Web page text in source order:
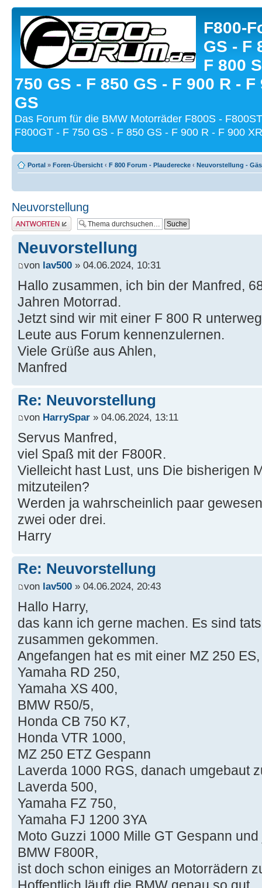
F800-
GS - F
F 800
750 GS - F 850 GS - F 900 R - F
GS
Das Forum für die BMW Motorräder F800S -
F800GT - F 750 GS - F 850 GS - F 900 R - F 900
Portal » Foren-Übersicht ‹ F 800 Forum - Plauderecke ‹ Neuvorstellung -
Neuvorstellung
Antwort schreiben
Neuvorstellung
von lav500 » 04.06.2024, 10:31
Hallo zusammen, ich bin der Manfred,
Jahren Motorrad.
Jetzt sind wir mit einer F 800 R
Leute aus Forum kennenzulernen.
Viele Grüße aus Ahlen,
Manfred
Re: Neuvorstellung
von HarrySpar » 04.06.2024, 13:11
Servus Manfred,
viel Spaß mit der F800R.
Vielleicht hast Lust, uns Die bisherigen
mitzuteilen?
Werden ja wahrscheinlich paar
zwei oder drei.
Harry
Re: Neuvorstellung
von lav500 » 04.06.2024, 20:43
Hallo Harry,
das kann ich gerne machen. Es sind
zusammen gekommen.
Angefangen hat es mit einer MZ 250 ES,
Yamaha RD 250,
Yamaha XS 400,
BMW R50/5,
Honda CB 750 K7,
Honda VTR 1000,
MZ 250 ETZ Gespann
Laverda 1000 RGS, danach umgebaut
Laverda 500,
Yamaha FZ 750,
Yamaha FJ 1200 3YA
Moto Guzzi 1000 Mille GT Gespann und
BMW F800R,
ist doch schon einiges an Motorrädern
Hoffentlich läuft die BMW genau so gut